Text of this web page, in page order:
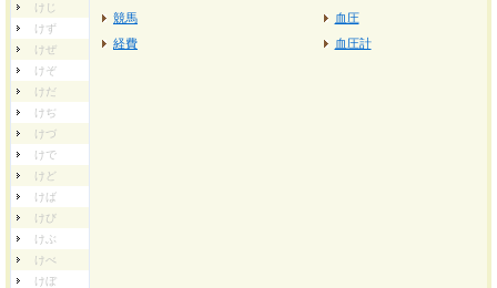
けじ
けず
けぜ
けぞ
けだ
けぢ
けづ
けで
けど
けば
けび
けぶ
けべ
けぼ
競馬
経費
血圧
血圧計